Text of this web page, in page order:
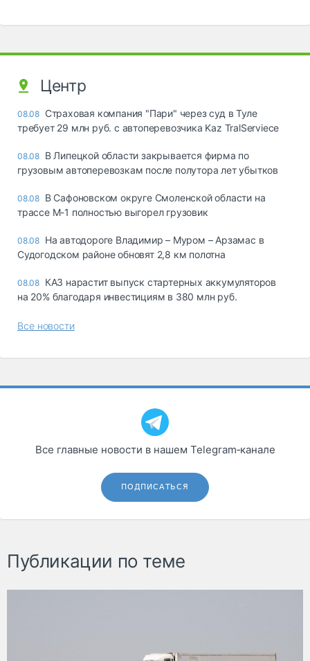
Центр
08.08 Страховая компания "Пари" через суд в Туле
требует 29 млн руб. с автоперевозчика Kaz TralServiece
08.08 В Липецкой области закрывается фирма по
грузовым автоперевозкам после полутора лет убытков
08.08 В Сафоновском округе Смоленской области на
трассе М-1 полностью выгорел грузовик
08.08 На автодороге Владимир – Муром – Арзамас в
Судогодском районе обновят 2,8 км полотна
08.08 КАЗ нарастит выпуск стартерных аккумуляторов
на 20% благодаря инвестициям в 380 млн руб.
Все новости
Все главные новости в нашем Telegram‑канале
ПОДПИСАТЬСЯ
Публикации по теме